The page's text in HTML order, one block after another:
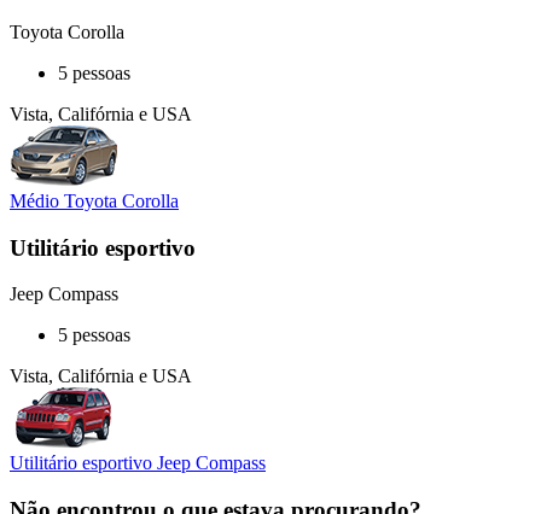
Toyota Corolla
5 pessoas
Vista, Califórnia e USA
Médio Toyota Corolla
Utilitário esportivo
Jeep Compass
5 pessoas
Vista, Califórnia e USA
Utilitário esportivo Jeep Compass